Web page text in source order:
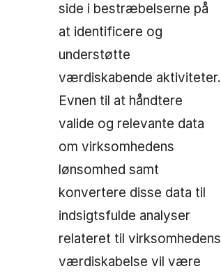
side i bestræbelserne på
at identificere og
understøtte
værdiskabende aktiviteter.
Evnen til at håndtere
valide og relevante data
om virksomhedens
lønsomhed samt
konvertere disse data til
indsigtsfulde analyser
relateret til virksomhedens
værdiskabelse vil være